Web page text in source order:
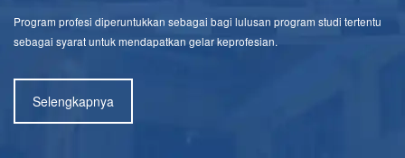
Program profesi diperuntukkan sebagai bagi lulusan program studi tertentu
sebagai syarat untuk mendapatkan gelar keprofesian.
Selengkapnya